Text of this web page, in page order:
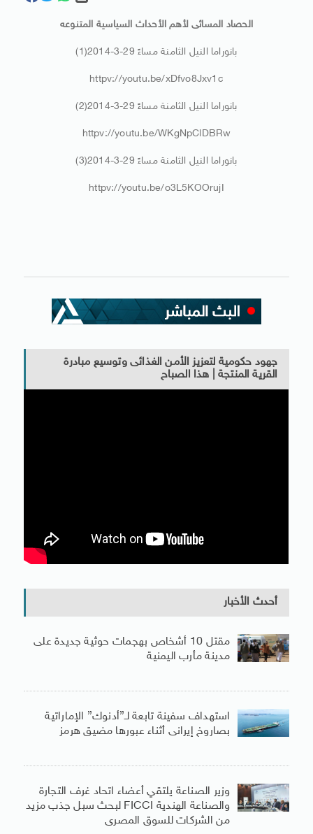
الحصاد المسائى لأهم الأحداث السياسية المتنوعه
بانوراما النيل الثامنة مساءً 29-3-2014(1)
httpv://youtu.be/xDfvo8Jxv1c
بانوراما النيل الثامنة مساءً 29-3-2014(2)
httpv://youtu.be/WKgNpClDBRw
بانوراما النيل الثامنة مساءً 29-3-2014(3)
httpv://youtu.be/o3L5KOOrujI
جهود حكومية لتعزيز الأمن الغذائى وتوسيع مبادرة
القرية المنتجة | هذا الصباح
أحدث الأخبار
مقتل 10 أشخاص بهجمات حوثية جديدة على
مدينة مأرب اليمنية
استهداف سفينة تابعة لـ”أدنوك” الإماراتية
بصاروخ إيرانى أثناء عبورها مضيق هرمز
وزير الصناعة يلتقي أعضاء اتحاد غرف التجارة
والصناعة الهندية FICCI لبحث سبل جذب مزيد
من الشركات للسوق المصرى